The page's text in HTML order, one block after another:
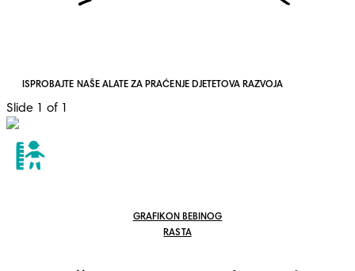
ISPROBAJTE NAŠE ALATE ZA PRAĆENJE DJETETOVA RAZVOJA
Slide 1 of 1
GRAFIKON BEBINOG
RASTA